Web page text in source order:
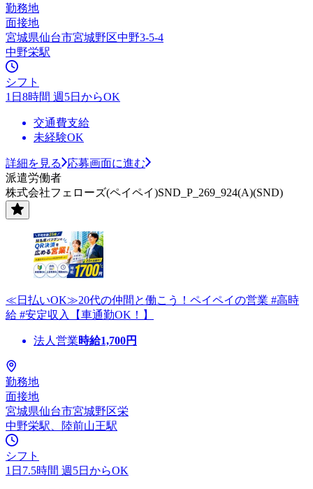
勤務地
面接地
宮城県仙台市宮城野区中野3-5-4
中野栄駅
シフト
1日8時間 週5日からOK
交通費支給
未経験OK
詳細を見る
応募画面に進む
派遣労働者
株式会社フェローズ(ペイペイ)SND_P_269_924(A)(SND)
≪日払いOK≫20代の仲間と働こう！ペイペイの営業 #高時
給 #安定収入【車通勤OK！】
法人営業時給1,700円
勤務地
面接地
宮城県仙台市宮城野区栄
中野栄駅、陸前山王駅
シフト
1日7.5時間 週5日からOK